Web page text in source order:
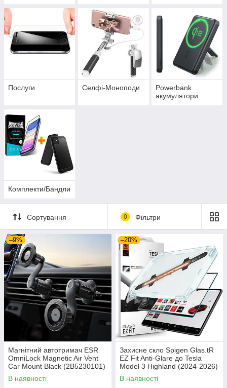
Послуги Селфі-Моноподи
Powerbank
акумулятори
Комплекти/Бандли
Сортування 0 Фільтри
–9%
Магнітний автотримач ESR
OmniLock Magnetic Air Vent
Car Mount Black (2B5230101)
В наявності
–20%
Захисне скло Spigen Glas.tR
EZ Fit Anti-Glare до Tesla
Model 3 Highland (2024-2026)
Matte Clear (AGL07152)
В наявності